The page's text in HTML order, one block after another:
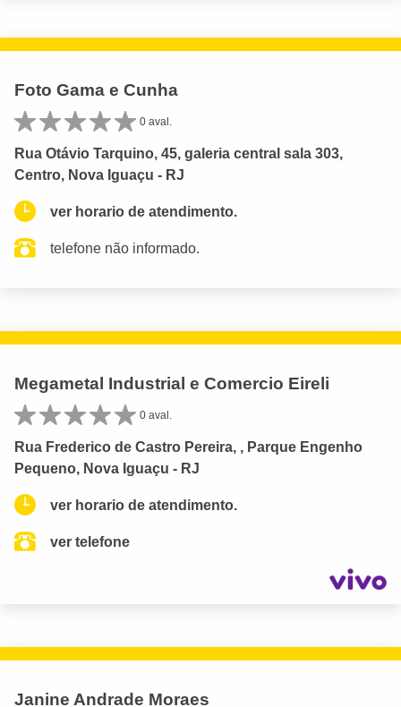
Foto Gama e Cunha
0 aval.
Rua Otávio Tarquino, 45, galeria central sala 303,
Centro, Nova Iguaçu - RJ
ver horario de atendimento.
telefone não informado.
Megametal Industrial e Comercio Eireli
0 aval.
Rua Frederico de Castro Pereira, , Parque Engenho
Pequeno, Nova Iguaçu - RJ
ver horario de atendimento.
ver telefone
Janine Andrade Moraes